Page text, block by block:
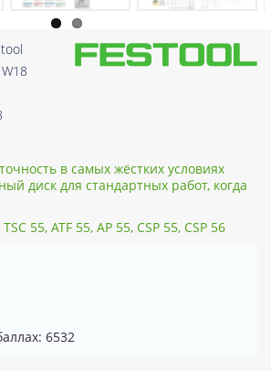
в самых жёстких условиях
диск для стандартных работ, когда
55, ATF 55, AP 55, CSP 55, CSP 56
6532